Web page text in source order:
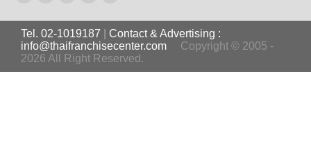
Tel. 02-1019187
Contact & Advertising :
info@thaifranchisecenter.com
Copyright © 2005 -
2026 All Right Reserved.